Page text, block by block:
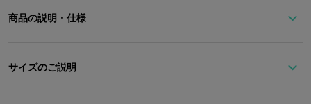
商品の説明・仕様
計。
サイズのご説明